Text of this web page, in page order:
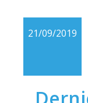
21/09/2019